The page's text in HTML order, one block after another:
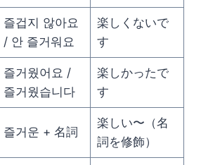
즐겁지 않아요
/ 안 즐거워요
楽しくないで
す
즐거웠어요 /
즐거웠습니다
楽しかったで
す
즐거운 + 名詞
楽しい〜（名
詞を修飾）